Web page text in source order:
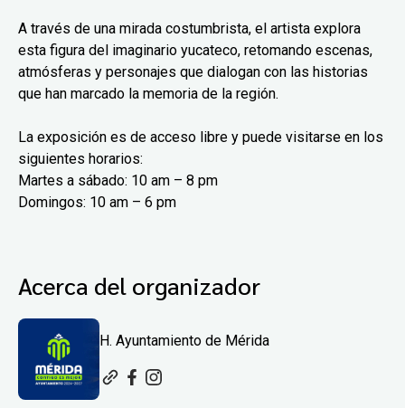
A través de una mirada costumbrista, el artista explora
esta figura del imaginario yucateco, retomando escenas,
atmósferas y personajes que dialogan con las historias
que han marcado la memoria de la región.
La exposición es de acceso libre y puede visitarse en los
siguientes horarios:
Martes a sábado: 10 am – 8 pm
Domingos: 10 am – 6 pm
Acerca del organizador
H. Ayuntamiento de Mérida